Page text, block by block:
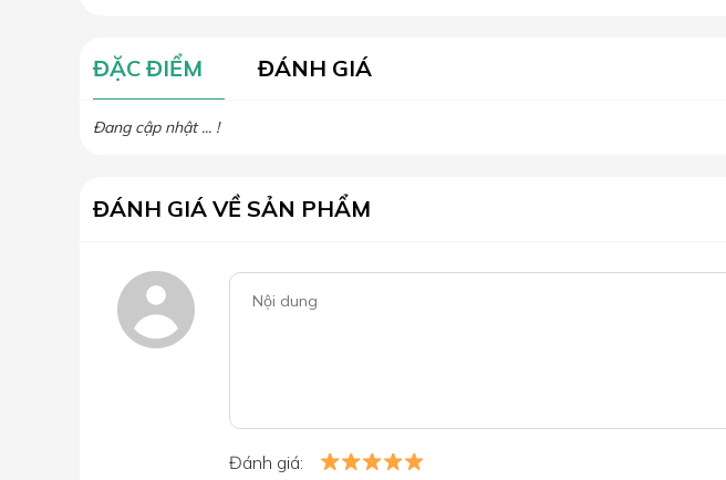
ĐẶC ĐIỂM ĐÁNH GIÁ
Đang cập nhật ... !
ĐÁNH GIÁ VỀ SẢN PHẨM
Đánh giá: